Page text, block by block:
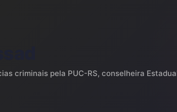
criminais pela PUC-RS, conselheira Estadual